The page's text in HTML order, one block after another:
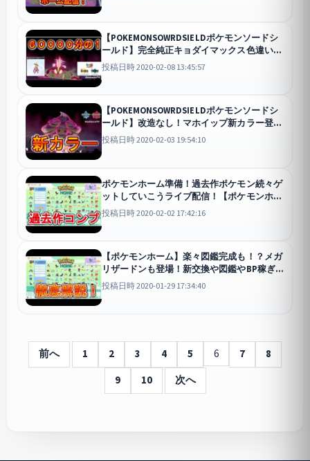
【POKEMONSOWRDSIELDポケモンソードシ
ールド】完全純正キョダイマックス色違いス
トリンダーをLV１００にして使ってみた！新
キョダイマックス対決集！
投稿日時 2020-02-08 13:45:57
【POKEMONSOWRDSIELDポケモンソードシ
ールド】改造なし！マホイップ新カラー登
場！色違いリボンカラー実際に使ってみた！
投稿日時 2020-02-03 19:54:10
ポケモンホーム準備！過去作ポケモン続々ゲ
ットしていこうライブ配信！【ポケモンホー
ム】
投稿日時 2020-02-02 17:42:16
【ポケモンホーム】楽々図鑑完成も！？メガ
リザードンも登場！新交換や図鑑やBP稼ぎま
で！便利機能満載徹底解説！
投稿日時 2020-01-29 17:34:40
前へ 1 2 3 4 5 6 7
8
9
10 次へ